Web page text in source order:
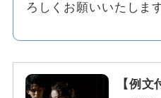
ろしくお願いいたしま
【例